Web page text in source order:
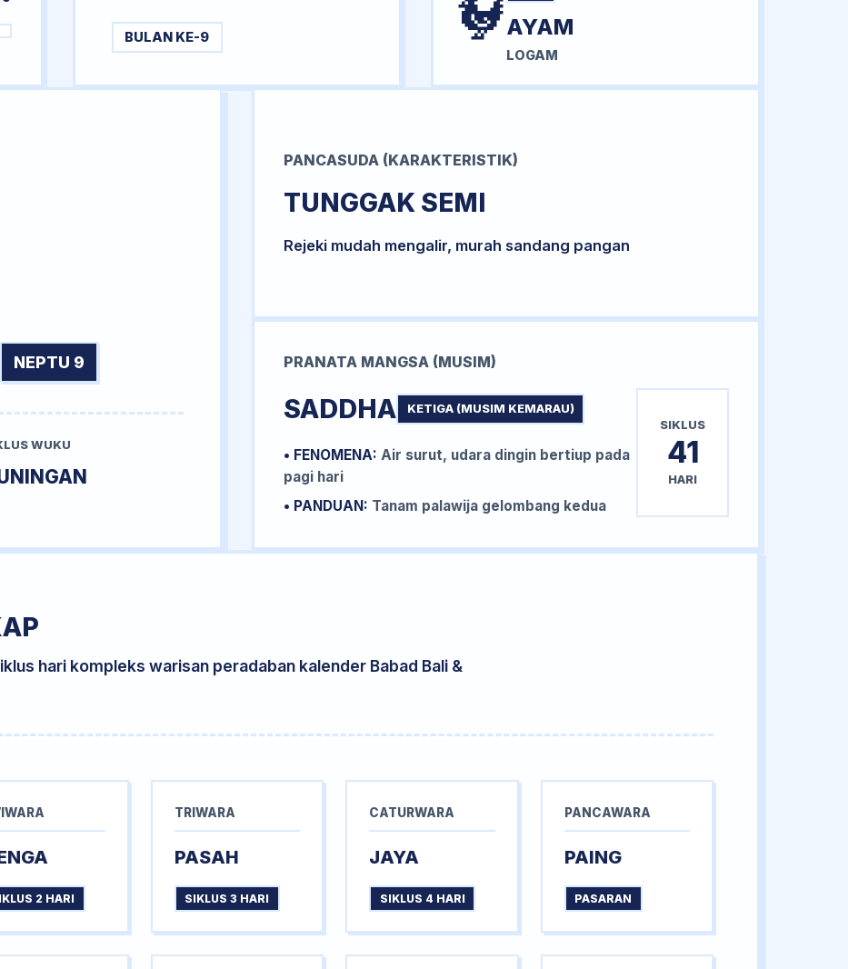
BULAN KE-9 🐓AYAM
LOGAM
NEPTU 9
WUKU
PANCASUDA (KARAKTERISTIK)
TUNGGAK SEMI
Rejeki mudah mengalir, murah sandang pangan
PRANATA MANGSA (MUSIM)
SADDHA KETIGA (MUSIM KEMARAU)
• FENOMENA: Air surut, udara dingin bertiup pada
pagi hari
• PANDUAN: Tanam palawija gelombang kedua
SIKLUS
41
HARI
hari kompleks warisan peradaban kalender Babad Bali &
2 HARI
TRIWARA
PASAH
SIKLUS 3 HARI
CATURWARA
JAYA
SIKLUS 4 HARI
PANCAWARA
PAING
PASARAN